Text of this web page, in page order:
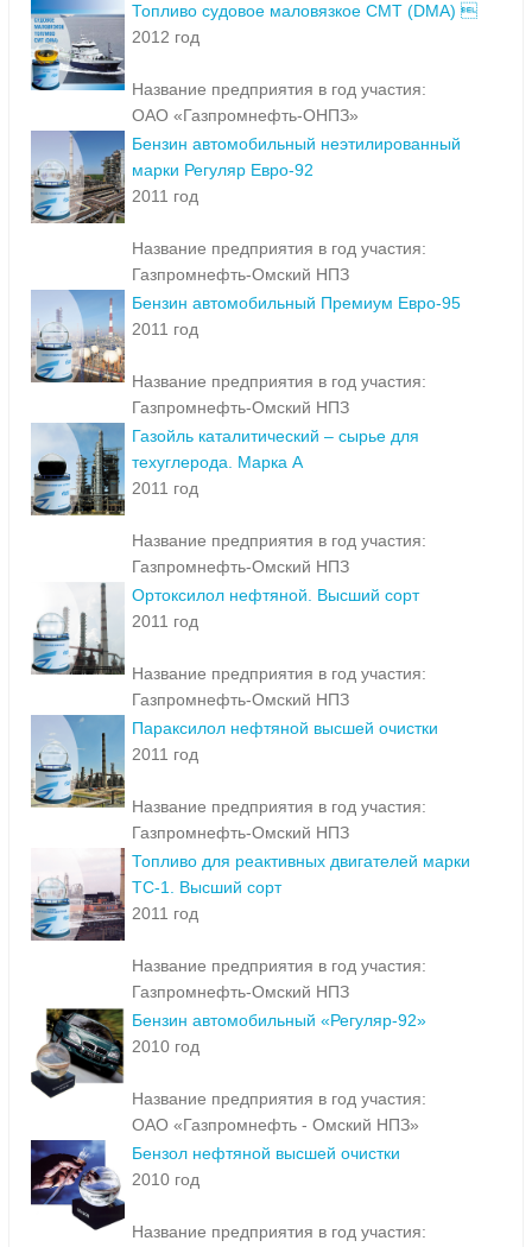
Топливо судовое маловязкое СМТ (DMA) 
2012 год
Название предприятия в год участия:
ОАО «Газпромнефть-ОНПЗ»
Бензин автомобильный неэтилированный
марки Регуляр Евро-92
2011 год
Название предприятия в год участия:
Газпромнефть-Омский НПЗ
Бензин автомобильный Премиум Евро-95
2011 год
Название предприятия в год участия:
Газпромнефть-Омский НПЗ
Газойль каталитический – сырье для
техуглерода. Марка А
2011 год
Название предприятия в год участия:
Газпромнефть-Омский НПЗ
Ортоксилол нефтяной. Высший сорт
2011 год
Название предприятия в год участия:
Газпромнефть-Омский НПЗ
Параксилол нефтяной высшей очистки
2011 год
Название предприятия в год участия:
Газпромнефть-Омский НПЗ
Топливо для реактивных двигателей марки
ТС-1. Высший сорт
2011 год
Название предприятия в год участия:
Газпромнефть-Омский НПЗ
Бензин автомобильный «Регуляр-92»
2010 год
Название предприятия в год участия:
ОАО «Газпромнефть - Омский НПЗ»
Бензол нефтяной высшей очистки
2010 год
Название предприятия в год участия: